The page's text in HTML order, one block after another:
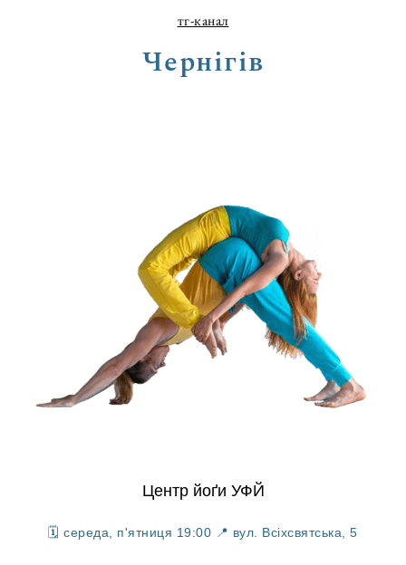
тг-канал
Чернігів
Центр йоґи УФЙ
🗓 середа, п'ятниця 19:00 📍 вул. Всіхсвятська, 5